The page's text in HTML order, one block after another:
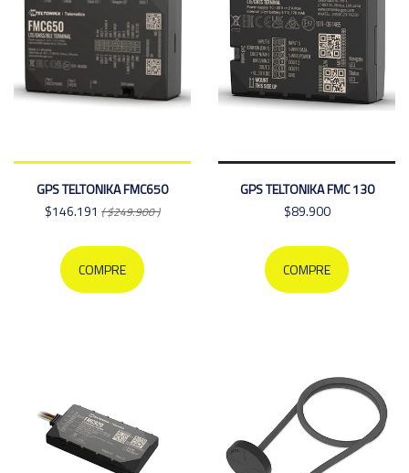
GPS TELTONIKA FMC650
$146.191 ( $249.900 )
COMPRE
GPS TELTONIKA FMC 130
$89.900
COMPRE